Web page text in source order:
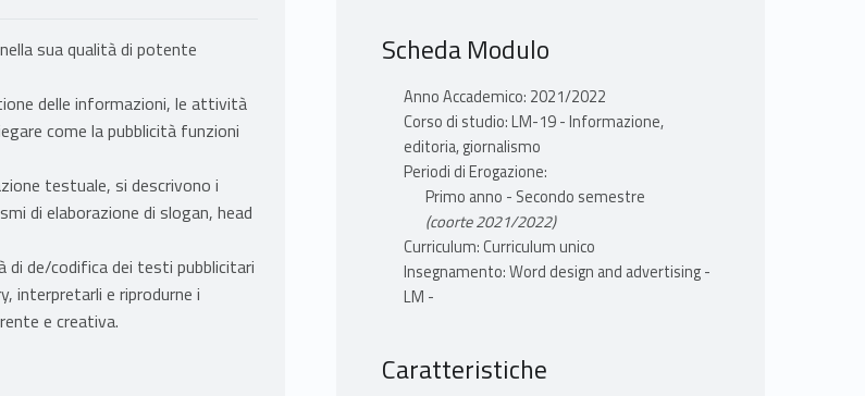
sua qualità di potente
delle informazioni, le attività
come la pubblicità funzioni
testuale, si descrivono i
di elaborazione di slogan, head
di de/codifica dei testi pubblicitari
interpretarli e riprodurne i
e creativa.
Scheda Modulo
Anno Accademico: 2021/2022
Corso di studio: LM-19 - Informazione,
editoria, giornalismo
Periodi di Erogazione:
Primo anno - Secondo semestre
(coorte 2021/2022)
Curriculum: Curriculum unico
Insegnamento: Word design and advertising -
LM -
Caratteristiche